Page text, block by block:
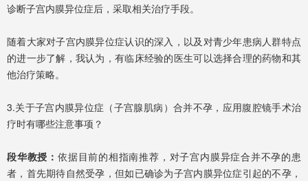
诊断子宫内膜异位症后，采取相关治疗手段。
随着大家对子宫内膜异位症认识的深入，以及对青少年患病人群特点
的进一步了解，我认为，有临床经验的医生可以选择合理的药物和其
他治疗策略。
3.关于子宫内膜异位症（子宫腺肌病）合并不孕，应用腹腔镜手术治
疗时有哪些注意事项？
段华教授： 依据目前的相指南推荐，对子宫内膜异症合并不孕的患
者，首先期待自然受孕，但如已确诊为子宫内膜异位症引起的不孕，